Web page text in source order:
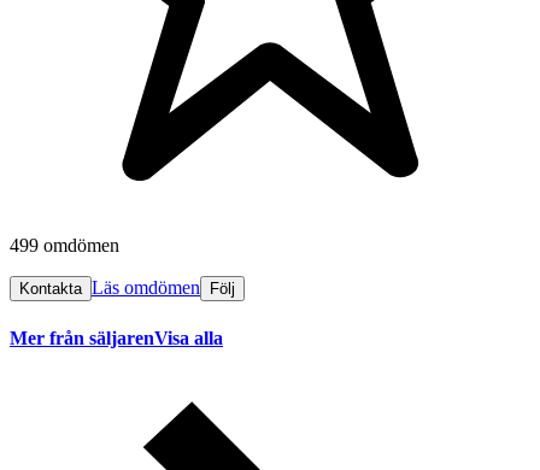
499 omdömen
Kontakta Läs omdömen Följ
Mer från säljarenVisa alla